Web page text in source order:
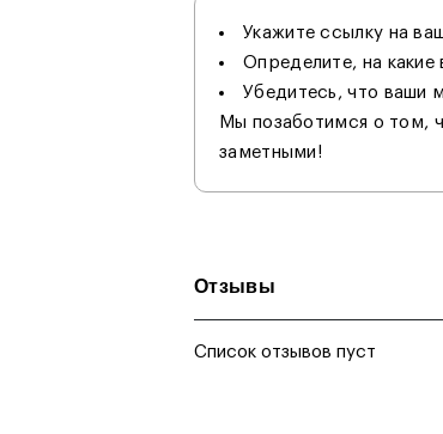
Укажите ссылку на
Определите, на
Убедитесь, что ваши
Мы позаботимся о том,
заметными!
Отзывы
Список отзывов пуст